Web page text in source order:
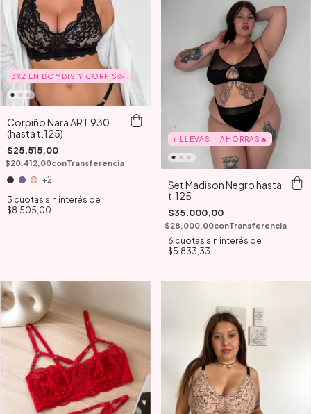
3X2 EN BOMBIS Y CORPIS🥳
Corpiño Nara ART 930
(hasta t.125)
$25.515,00
$20.412,00conTransferencia
+2
3 cuotas sin interés de
$8.505,00
+ LLEVAS + AHORRAS🔥
Set Madison Negro hasta
t.125
$35.000,00
$28.000,00conTransferencia
6 cuotas sin interés de
$5.833,33